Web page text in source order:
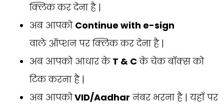
क्लिक कर देना है |
अब आपको Continue with e-sign
वाले ऑप्शन पर क्लिक कर देना है |
अब आपको आधार के T & Cके चेक बॉक्स को
टिक करना है |
अब आपकोVID/Aadhar नंबर भरना है | यहाँ पर